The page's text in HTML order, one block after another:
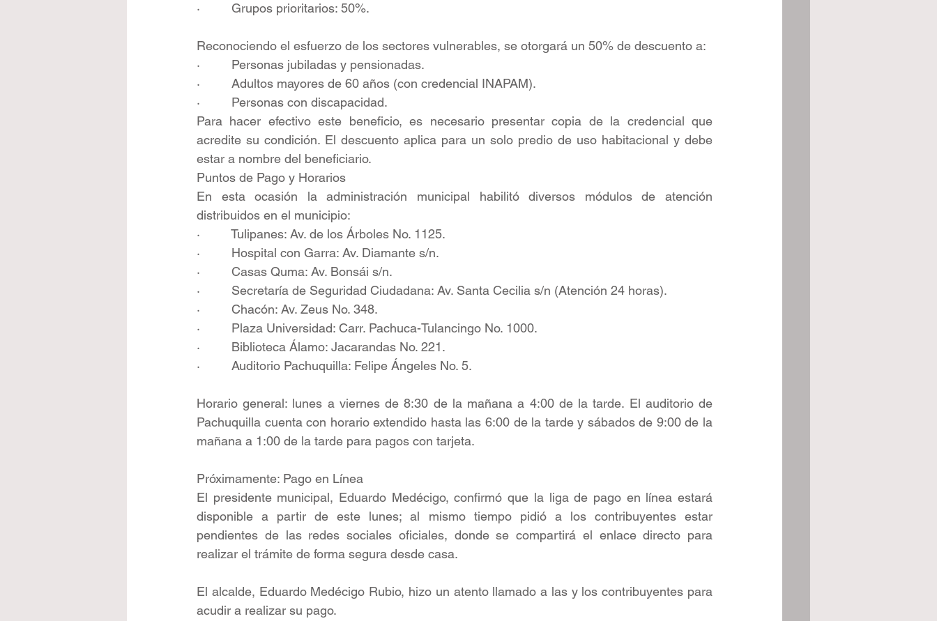
·         Grupos prioritarios: 50%.
Reconociendo el esfuerzo de los sectores vulnerables, se otorgará un 50% de descuento a:
·         Personas jubiladas y pensionadas.
·         Adultos mayores de 60 años (con credencial INAPAM).
·         Personas con discapacidad.
Para hacer efectivo este beneficio, es necesario presentar copia de la credencial que
acredite su condición. El descuento aplica para un solo predio de uso habitacional y debe
estar a nombre del beneficiario.
Puntos de Pago y Horarios
En esta ocasión la administración municipal habilitó diversos módulos de atención
distribuidos en el municipio:
·         Tulipanes: Av. de los Árboles No. 1125.
·         Hospital con Garra: Av. Diamante s/n.
·         Casas Quma: Av. Bonsái s/n.
·         Secretaría de Seguridad Ciudadana: Av. Santa Cecilia s/n (Atención 24 horas).
·         Chacón: Av. Zeus No. 348.
·         Plaza Universidad: Carr. Pachuca-Tulancingo No. 1000.
·         Biblioteca Álamo: Jacarandas No. 221.
·         Auditorio Pachuquilla: Felipe Ángeles No. 5.
Horario general: lunes a viernes de 8:30 de la mañana a 4:00 de la tarde. El auditorio de
Pachuquilla cuenta con horario extendido hasta las 6:00 de la tarde y sábados de 9:00 de la
mañana a 1:00 de la tarde para pagos con tarjeta.
Próximamente: Pago en Línea
El presidente municipal, Eduardo Medécigo, confirmó que la liga de pago en línea estará
disponible a partir de este lunes; al mismo tiempo pidió a los contribuyentes estar
pendientes de las redes sociales oficiales, donde se compartirá el enlace directo para
realizar el trámite de forma segura desde casa.
El alcalde, Eduardo Medécigo Rubio, hizo un atento llamado a las y los contribuyentes para
acudir a realizar su pago.